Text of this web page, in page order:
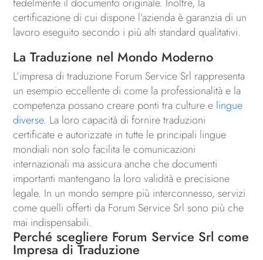
certificazione di cui dispone l’azienda è garanzia di un
lavoro eseguito secondo i più alti standard qualitativi.
La Traduzione nel Mondo Moderno
L’impresa di traduzione Forum Service Srl rappresenta
un esempio eccellente di come la professionalità e la
competenza possano creare ponti tra culture e lingue
diverse. La loro capacità di fornire traduzioni
certificate e autorizzate in tutte le principali lingue
mondiali non solo facilita le comunicazioni
internazionali ma assicura anche che documenti
importanti mantengano la loro validità e precisione
legale. In un mondo sempre più interconnesso, servizi
come quelli offerti da Forum Service Srl sono più che
mai indispensabili.
Perché scegliere Forum Service Srl come
Impresa di Traduzione